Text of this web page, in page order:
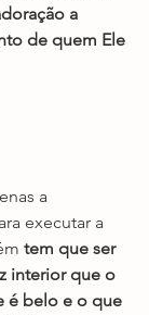
a
de quem Ele
a
executar a
tem que ser
interior que o
é belo e o que